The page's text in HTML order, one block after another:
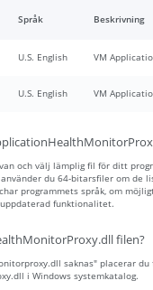
Språk Beskrivning
U.S. English VM
U.S. English VM
och välj lämplig fil för ditt
du 64-bitarsfiler om de
programmets språk, om
funktionalitet.
filen?
saknas" placerar
i Windows systemkatalog.